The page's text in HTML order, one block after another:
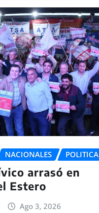
NACIONALES POLITICA
arrasó en
Estero
Ago 3, 2026